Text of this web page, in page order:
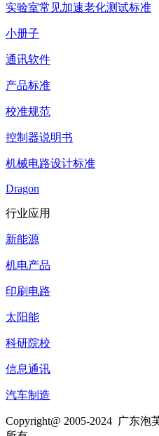
实验室常见加速老化测试标准
小册子
通讯软件
产品标准
校准规范
控制器说明书
机械电路设计标准
Dragon
行业应用
新能源
机电产品
印刷电路
太阳能
科研院校
信息通讯
汽车制造
Copyright@ 2005-2024 广东泡